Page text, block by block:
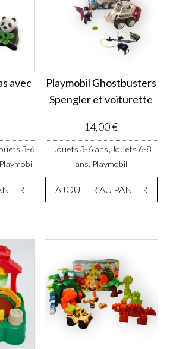
avec
3-6
Playmobil
Playmobil Ghostbusters
Spengler et voiturette
14,00€
Jouets 3-6 ans Jouets 6-8
ans Playmobil
AJOUTER AU PANIER